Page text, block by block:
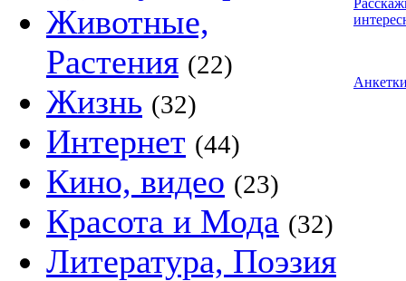
Животные,
Растения (22)
Жизнь (32)
Интернет (44)
Кино, видео (23)
Красота и Мода (32)
Литература, Поэзия